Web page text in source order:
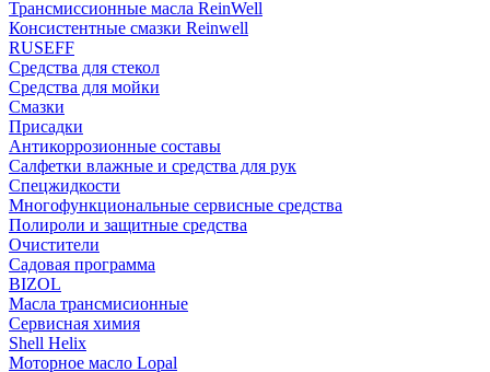
Трансмиссионные масла ReinWell
Консистентные смазки Reinwell
RUSEFF
Средства для стекол
Средства для мойки
Смазки
Присадки
Антикоррозионные составы
Салфетки влажные и средства для рук
Спецжидкости
Многофункциональные сервисные средства
Полироли и защитные средства
Очистители
Садовая программа
BIZOL
Масла трансмисионные
Сервисная химия
Shell Helix
Моторное масло Lopal